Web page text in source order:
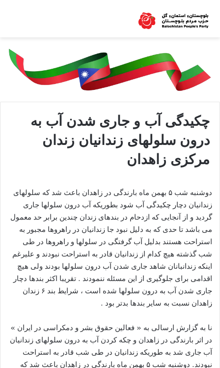
چکیدگی آب و جاری شدن آب به
درون سلولهای زندانیان زندان
مرکزی زاهدان
دوشنبه شب ۵ بهمن ماه بارندگی در زاهدان باعث شد که سلولهای
زندانیان دچار چکیدگی آب شود بطوریکه آب درون سلولها جاری
گردید و از آنجایی که ازدحام در بندهای زندان چندین برابر حد معمول
می باشد تا حدی که به دلیل نبود جا زندانیان در راهروها مجبور به
استراحت هستند بدلیل آب گرفتگی در سلولها و راهروها در طی
شب گذشته هیچ کدام از زندانیان قادر به استراحت نبودند و علیرغم
اینکه زندانبانان شاهد جاری شدن آب درون سلولها بودند ولی هیچ
اقدامی برای جلوگیری از این مسئله ننمودند . تقریبا اکثر بندها دچار
جاری شدن آب به درون سلولها شده است ، شرایط بند ۶ زندان
زاهدان نسبت به سایر بندها بدتر بود .
نا به گزارش ارسالی به « فعالین حقوق بشر و دمکراسی در ایران »
در اثر بارندگی در زاهدان و چکه کردن آب به درون سلولهای زندانیان
آب جاری شد به طوریکه زندانیان در طی شب قادر به استراحت
نبودند. دوشنبه شب ۵ بهمن ماه بارندگی در زاهدان باعث شد که